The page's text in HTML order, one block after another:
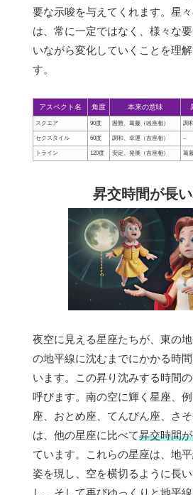
要な示唆を与えてくれます。星
は、常に一定ではなく、様々な
いながら変化していくことを理
す。
アスペクト名 角度 本来の意味
スクエア 90度 困難、葛藤（凶座相） 調
セクスタイル 60度 調和、幸運（吉座相） –
トライン 120度 安定、発展（吉座相） 葛
昇交時間が長
夜空に見える星座たちが、東の
の地平線に沈むまでにかかる時
います。この昇り沈みする時間
呼びます。南の空に輝く星座、
座、おとめ座、てんびん座、さ
は、他の星座に比べて昇交時間
ています。これらの星座は、地
姿を現し、空を横切るように長